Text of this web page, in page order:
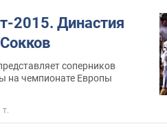
2015. Династия
соперников
на чемпионате Европы
т.